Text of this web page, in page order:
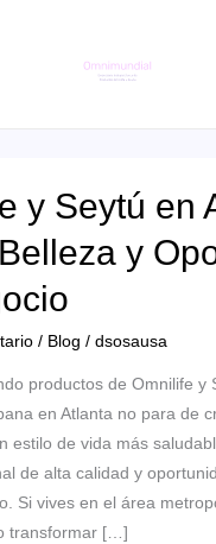
y Seytú en
y
/ Blog / dsosausa
productos de Omnilife y
en Atlanta no para de
estilo de vida más
de alta calidad y
Si vives en el área
transformar […]